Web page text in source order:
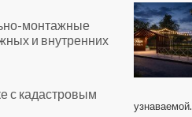
монтажные
и внутренних
с кадастровым
узнаваемой.